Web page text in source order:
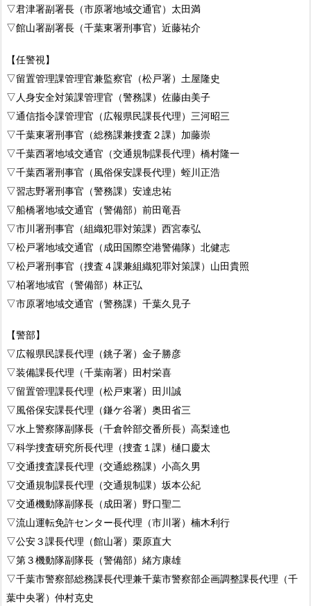
▽君津署副署長（市原署地域交通官）太田満
▽館山署副署長（千葉東署刑事官）近藤祐介
【任警視】
▽留置管理課管理官兼監察官（松戸署）土屋隆史
▽人身安全対策課管理官（警務課）佐藤由美子
▽通信指令課管理官（広報県民課長代理）三河昭三
▽千葉東署刑事官（総務課兼捜査２課）加藤崇
▽千葉西署地域交通官（交通規制課長代理）橋村隆一
▽千葉西署刑事官（風俗保安課長代理）蛭川正浩
▽習志野署刑事官（警務課）安達忠祐
▽船橋署地域交通官（警備部）前田竜吾
▽市川署刑事官（組織犯罪対策課）西宮泰弘
▽松戸署地域交通官（成田国際空港警備隊）北健志
▽松戸署刑事官（捜査４課兼組織犯罪対策課）山田貴照
▽柏署地域官（警備部）林正弘
▽市原署地域交通官（警務課）千葉久見子
【警部】
▽広報県民課長代理（銚子署）金子勝彦
▽装備課長代理（千葉南署）田村栄喜
▽留置管理課長代理（松戸東署）田川誠
▽風俗保安課長代理（鎌ケ谷署）奥田省三
▽水上警察隊副隊長（千倉幹部交番所長）高梨達也
▽科学捜査研究所長代理（捜査１課）樋口慶太
▽交通捜査課長代理（交通総務課）小高久男
▽交通規制課長代理（交通規制課）坂本公紀
▽交通機動隊副隊長（成田署）野口聖二
▽流山運転免許センター長代理（市川署）楠木利行
▽公安３課長代理（館山署）栗原直大
▽第３機動隊副隊長（警備部）緒方康雄
▽千葉市警察部総務課長代理兼千葉市警察部企画調整課長代理（千
葉中央署）仲村克史